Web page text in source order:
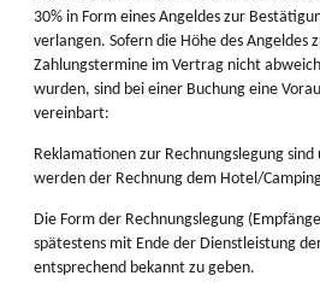
30% in Form eines Angeldes zur
verlangen. Sofern die Höhe des Angeldes
Zahlungstermine im Vertrag nicht
wurden, sind bei einer Buchung eine
vereinbart:
Reklamationen zur Rechnungslegung
werden der Rechnung dem Hotel/
Die Form der Rechnungslegung
spätestens mit Ende der Dienstleistung
entsprechend bekannt zu geben.